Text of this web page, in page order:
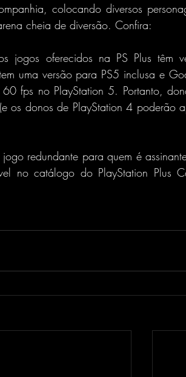
colocando diversos
cheia de diversão. Confira:
jogos oferecidos na PS Plus têm
uma versão para PS5 inclusa e
fps no PlayStation 5. Portanto,
os donos de PlayStation 4 poderão
redundante para quem é
no catálogo do PlayStation Plus